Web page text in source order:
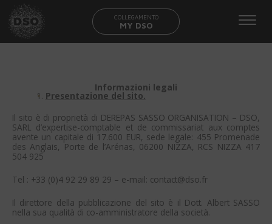
COLLEGAMENTO
MY DSO
Informazioni legali
Presentazione del sito.
Il sito è di proprietà di DEREPAS SASSO ORGANISATION – DSO,
SARL d’expertise-comptable et de commissariat aux comptes
avente un capitale di 17.600 EUR, sede legale: 455 Promenade
des Anglais, Porte de l’Arénas, 06200 NIZZA, RCS NIZZA 417
504 925
Tel : +33 (0)4 92 29 89 29 – e-mail: contact@dso.fr
Il direttore della pubblicazione del sito è il Dott. Albert SASSO
nella sua qualità di co-amministratore della società.